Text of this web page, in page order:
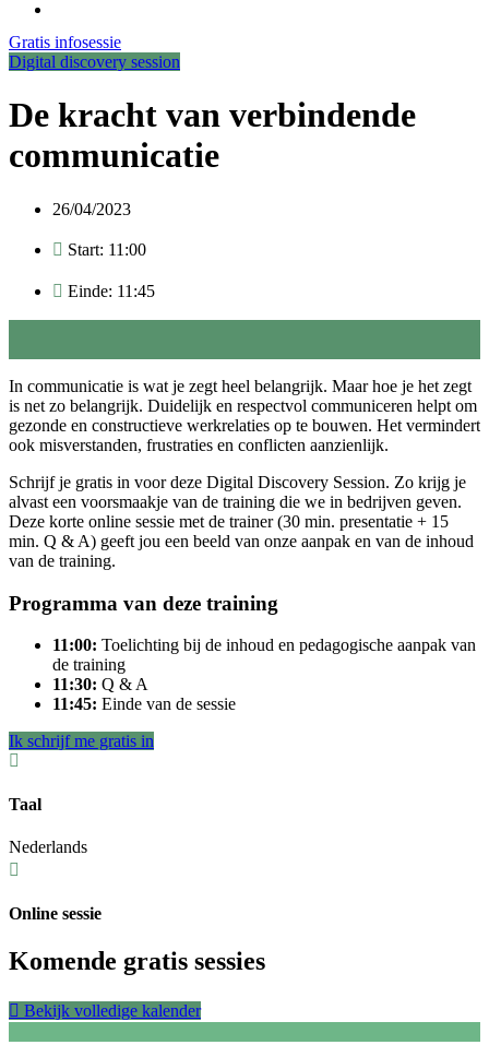
Gratis infosessie
Digital discovery session
De kracht van verbindende
communicatie
26/04/2023
Start: 11:00
Einde: 11:45
In communicatie is wat je zegt heel belangrijk. Maar hoe je het zegt
is net zo belangrijk. Duidelijk en respectvol communiceren helpt om
gezonde en constructieve werkrelaties op te bouwen. Het vermindert
ook misverstanden, frustraties en conflicten aanzienlijk.
Schrijf je gratis in voor deze Digital Discovery Session. Zo krijg je
alvast een voorsmaakje van de training die we in bedrijven geven.
Deze korte online sessie met de trainer (30 min. presentatie + 15
min. Q & A) geeft jou een beeld van onze aanpak en van de inhoud
van de training.
Programma van deze training
11:00: Toelichting bij de inhoud en pedagogische aanpak van
de training
11:30: Q & A
11:45: Einde van de sessie
Ik schrijf me gratis in
Taal
Nederlands
Online sessie
Komende gratis sessies
Bekijk volledige kalender